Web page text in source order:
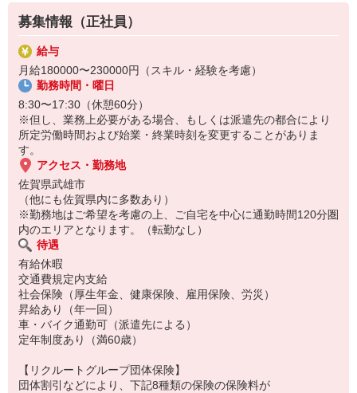
複雑な作業や力仕事はほとんどなく覚えやすいものばかり！
未経験の方もすぐに慣れていただけると思います。
※当社（株）テクノ・サービスに正社員採用の上で、派遣就業先事
業所へ派遣となります。
募集情報（正社員）
給与
月給180000〜230000円（スキル・経験を考慮）
勤務時間・曜日
8:30〜17:30（休憩60分）
※但し、業務上必要がある場合、もしくは派遣先の都合により
所定労働時間および始業・終業時刻を変更することがありま
す。
アクセス・勤務地
佐賀県武雄市
（他にも佐賀県内に多数あり）
※勤務地はご希望を考慮の上、ご自宅を中心に通勤時間120分圏
内のエリアとなります。（転勤なし）
待遇
有給休暇
交通費規定内支給
社会保険（厚生年金、健康保険、雇用保険、労災）
昇給あり（年一回）
車・バイク通勤可（派遣先による）
定年制度あり（満60歳）
【リクルートグループ団体保険】
団体割引などにより、下記8種類の保険の保険料が